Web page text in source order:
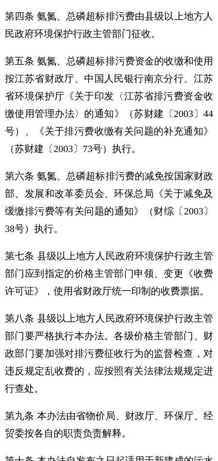
第四条 氨氮、总磷超标排污费由县级以上地方人
民政府环境保护行政主管部门征收。
第五条 氨氮、总磷超标排污费资金的收缴和使用
按江苏省财政厅、中国人民银行南京分行、江苏
省环境保护厅《关于印发〈江苏省排污费资金收
缴使用管理办法〉的通知》（苏财建〔2003〕44
号）、《关于排污费收缴有关问题的补充通知》
（苏财建〔2003〕73号）执行。
第六条 氨氮、总磷超标排污费的减免按国家财政
部、发展和改革委员会、环保总局《关于减免及
缓缴排污费等有关问题的通知》（财综〔2003〕
38号）执行。
第七条 县级以上地方人民政府环境保护行政主管
部门应到指定的价格主管部门申领、变更《收费
许可证》，使用省财政厅统一印制的收费票据。
第八条 县级以上地方人民政府环境保护行政主管
部门要严格执行本办法。各级价格主管部门、财
政部门要加强对排污费征收行为的监督检查，对
违反规定乱收费的，应按照有关法律法规规定进
行查处。
第九条 本办法由省物价局、财政厅、环保厅、经
贸委按各自的职责负责解释。